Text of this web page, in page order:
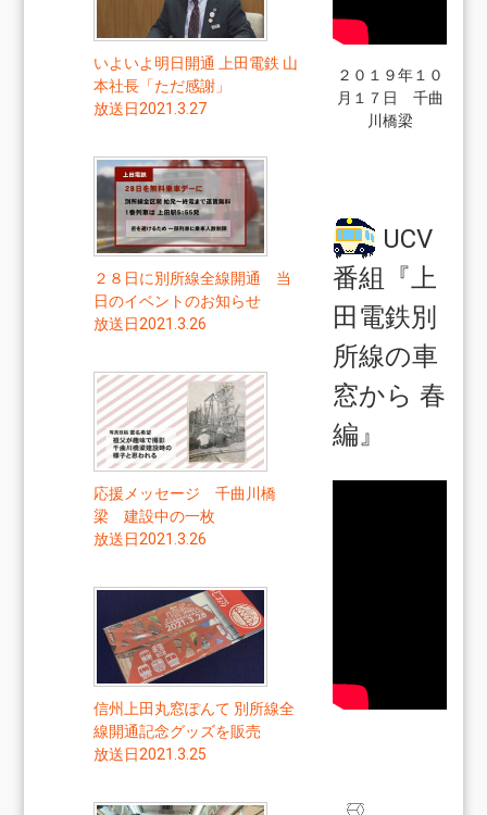
いよいよ明日開通 上田電鉄 山
本社長「ただ感謝」
放送日2021.3.27
２８日に別所線全線開通 当
日のイベントのお知らせ
放送日2021.3.26
応援メッセージ 千曲川橋
梁 建設中の一枚
放送日2021.3.26
信州上田丸窓ぽんて 別所線全
線開通記念グッズを販売
放送日2021.3.25
２０１９年１０
月１７日 千曲
川橋梁
UCV
番組『上
田電鉄別
所線の車
窓から 春
編』